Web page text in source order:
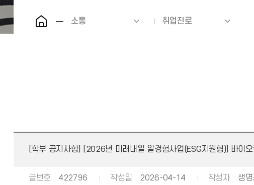
소통 취업진로
[학부 공지사항] [2026년 미래내일 일경험사업(ESG지원형)] 바이
글번호 422796 작성일 2026-04-14 작성자 생